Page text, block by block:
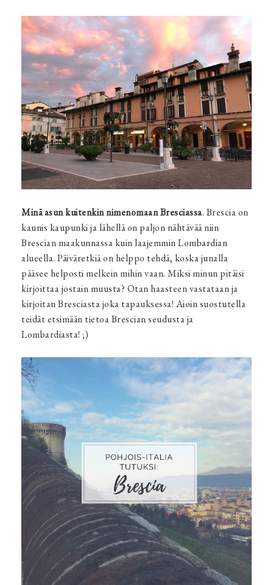
Minä asun kuitenkin nimenomaan Bresciassa. Brescia on
kaunis kaupunki ja lähellä on paljon nähtävää niin
Brescian maakunnassa kuin laajemmin Lombardian
alueella. Päiväretkiä on helppo tehdä, koska junalla
pääsee helposti melkein mihin vaan. Miksi minun pitäisi
kirjoittaa jostain muusta? Otan haasteen vastataan ja
kirjoitan Bresciasta joka tapauksessa! Aioin suostutella
teidät etsimään tietoa Brescian seudusta ja
Lombardiasta! ;)